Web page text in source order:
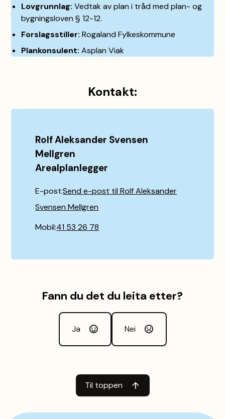
Lovgrunnlag: Vedtak av plan i tråd med plan- og
bygningsloven § 12-12.
Forslagsstiller: Rogaland Fylkeskommune
Plankonsulent: Asplan Viak
Kontakt:
Rolf Aleksander Svensen
Mellgren
Arealplanlegger
E-postSend e-post til Rolf Aleksander
Svensen Mellgren
Mobil41 53 26 78
Fann du det du leita etter?
Ja Nei
Til toppen